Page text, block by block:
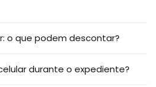
o que podem descontar?
durante o expediente?